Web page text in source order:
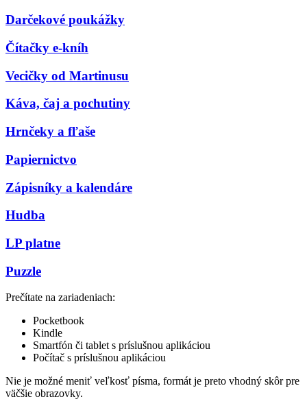
Darčekové poukážky
Čítačky e-kníh
Vecičky od Martinusu
Káva, čaj a pochutiny
Hrnčeky a fľaše
Papiernictvo
Zápisníky a kalendáre
Hudba
LP platne
Puzzle
Prečítate na zariadeniach:
Pocketbook
Kindle
Smartfón či tablet s príslušnou aplikáciou
Počítač s príslušnou aplikáciou
Nie je možné meniť veľkosť písma, formát je preto vhodný skôr pre
väčšie obrazovky.